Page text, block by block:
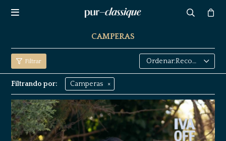

CAMPERAS
Recomendados
Filtrando por: Camperas